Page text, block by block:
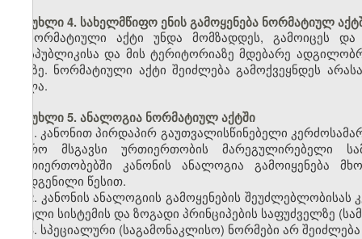
მუხლი 4. სახელმწიფო ენის გამოყენება ნორმატიულ
ნორმატიული აქტი უნდა მომზადდეს, გამოიცეს
რესპუბლიკისა და მის ტერიტორიაზე მდებარე
ენაზე. ნორმატიული აქტი შეიძლება გამოქვეყნდეს
ძალა.
მუხლი 5. ანალოგია ნორმატიულ აქტში
1. კანონით პირდაპირ გაუთვალისწინებელი
უფრო მსგავსი ურთიერთობის მარეგულირებელი
ურთიერთობებში კანონის ანალოგია გამოიყენება
დადგენილი წესით.
2. კანონის ანალოგიის გამოყენების
მთელი სისტემის და ზოგადი პრინციპების საფუძველზე
3. სპეციალური (საგამონაკლისო) ნორმები არ